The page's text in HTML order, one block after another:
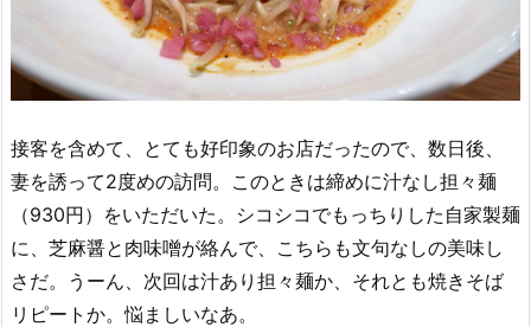
接客を含めて、とても好印象のお店だったので、数日後、
妻を誘って2度めの訪問。このときは締めに汁なし担々麺
（930円）をいただいた。シコシコでもっちりした自家製麺
に、芝麻醤と肉味噌が絡んで、こちらも文句なしの美味し
さだ。うーん、次回は汁あり担々麺か、それとも焼きそば
リピートか。悩ましいなあ。